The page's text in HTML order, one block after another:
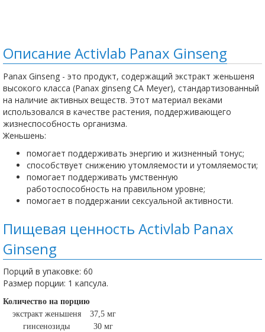
Описание Activlab Panax Ginseng
Panax Ginseng - это продукт, содержащий экстракт женьшеня
высокого класса (Panax ginseng CA Meyer), стандартизованный
на наличие активных веществ. Этот материал веками
использовался в качестве растения, поддерживающего
жизнеспособность организма.
Женьшень:
помогает поддерживать энергию и жизненный тонус;
способствует снижению утомляемости и утомляемости;
помогает поддерживать умственную
работоспособность на правильном уровне;
помогает в поддержании сексуальной активности.
Пищевая ценность Activlab Panax
Ginseng
Порций в упаковке: 60
Размер порции: 1 капсула.
Количество на порцию
экстракт женьшеня
37,5 мг
гинсенозиды
30 мг